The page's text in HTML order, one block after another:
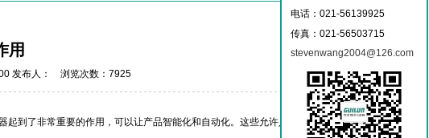
用
发布人： 浏览次数：7925
到了非常重要的作用，可以让产品智能化和自动化。这些允许人们检测、分
电话：021-56139925
传真：021-56503715
stevenwang2004@126.com